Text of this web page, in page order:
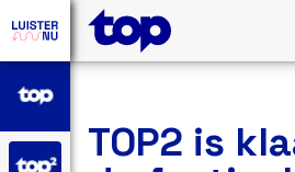
TOP2 is